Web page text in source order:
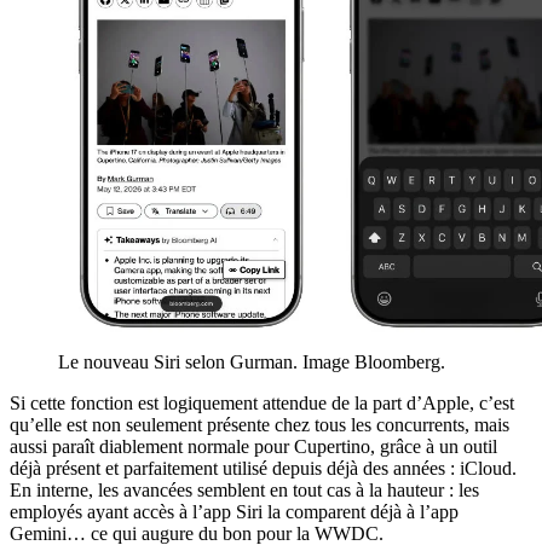
Le nouveau Siri selon Gurman. Image Bloomberg.
Si cette fonction est logiquement attendue de la part d’Apple, c’est
qu’elle est non seulement présente chez tous les concurrents, mais
aussi paraît diablement normale pour Cupertino, grâce à un outil
déjà présent et parfaitement utilisé depuis déjà des années : iCloud.
En interne, les avancées semblent en tout cas à la hauteur : les
employés ayant accès à l’app Siri la comparent déjà à l’app
Gemini… ce qui augure du bon pour la WWDC.